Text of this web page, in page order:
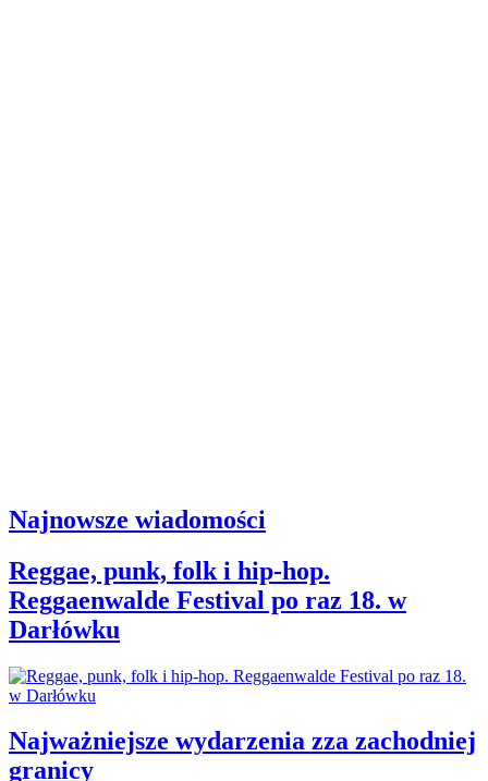
Najnowsze wiadomości
Reggae, punk, folk i hip-hop.
Reggaenwalde Festival po raz 18. w
Darłówku
Najważniejsze wydarzenia zza zachodniej
granicy